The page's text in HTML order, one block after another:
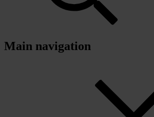
Main navigation